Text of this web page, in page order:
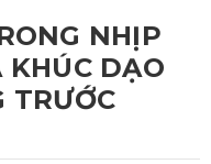
NHỊP
DẠO
TRƯỚC